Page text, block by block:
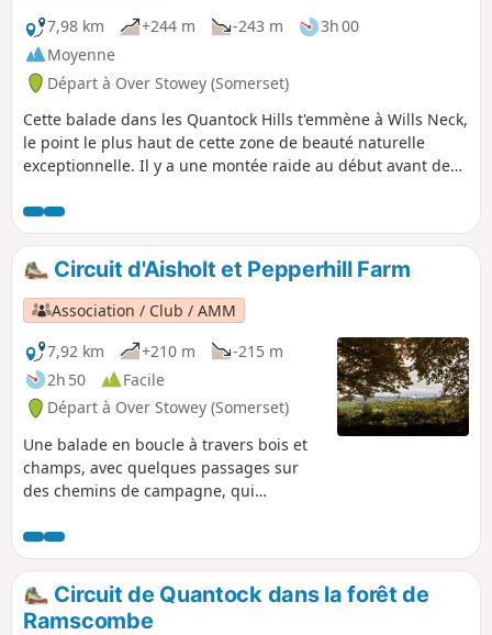
7,98 km
+244 m -243 m
3h 00
Moyenne
Départ à Over Stowey (Somerset)
Cette balade dans les Quantock Hills t'emmène à Wills Neck,
le point le plus haut de cette zone de beauté naturelle
exceptionnelle. Il y a une montée raide au début avant de
Circuit d'Aisholt et Pepperhill Farm
Association / Club / AMM
7,92 km
+210 m
-215 m
2h 50
Facile
Départ à Over Stowey (Somerset)
Une balade en boucle à travers bois et
champs, avec quelques passages sur
des chemins de campagne, qui
Greenway. Tu pourras profiter de belles
vues sur les Somerset Levels et le canal
de Bristol jusqu'aux Mendips et
Glastonbury Tor.
Circuit de Quantock dans la forêt de
Ramscombe